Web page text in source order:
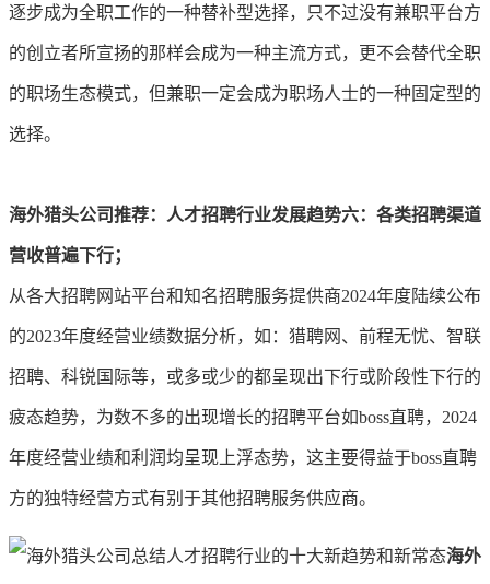
逐步成为全职工作的一种替补型选择，只不过没有兼职平台方
的创立者所宣扬的那样会成为一种主流方式，更不会替代全职
的职场生态模式，但兼职一定会成为职场人士的一种固定型的
选择。
海外猎头公司推荐：人才招聘行业发展趋势六：各类招聘渠道
营收普遍下行；
从各大招聘网站平台和知名招聘服务提供商2024年度陆续公布
的2023年度经营业绩数据分析，如：猎聘网、前程无忧、智联
招聘、科锐国际等，或多或少的都呈现出下行或阶段性下行的
疲态趋势，为数不多的出现增长的招聘平台如boss直聘，2024
年度经营业绩和利润均呈现上浮态势，这主要得益于boss直聘
方的独特经营方式有别于其他招聘服务供应商。
海外